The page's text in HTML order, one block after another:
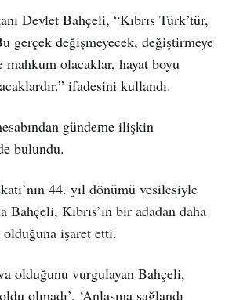
Devlet Bahçeli, “Kıbrıs Türk’tür,
gerçek değişmeyecek, değiştirmeye
mahkum olacaklar, hayat boyu
ifadesini kullandı.
gündeme ilişkin
bulundu.
44. yıl dönümü vesilesiyle
Bahçeli, Kıbrıs’ın bir adadan daha
işaret etti.
olduğunu vurgulayan Bahçeli,
olmadı’, ‘Anlaşma sağlandı